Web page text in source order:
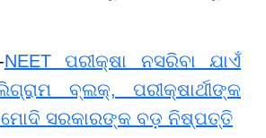
NEET ପରୀକ୍ଷା ନସରିବା ଯାଏଁ
ବ୍ଲକ୍, ପରୀକ୍ଷାର୍ଥୀଙ୍କ
ସରକାରଙ୍କ ବଡ଼ ନିଷ୍ପତ୍ତି